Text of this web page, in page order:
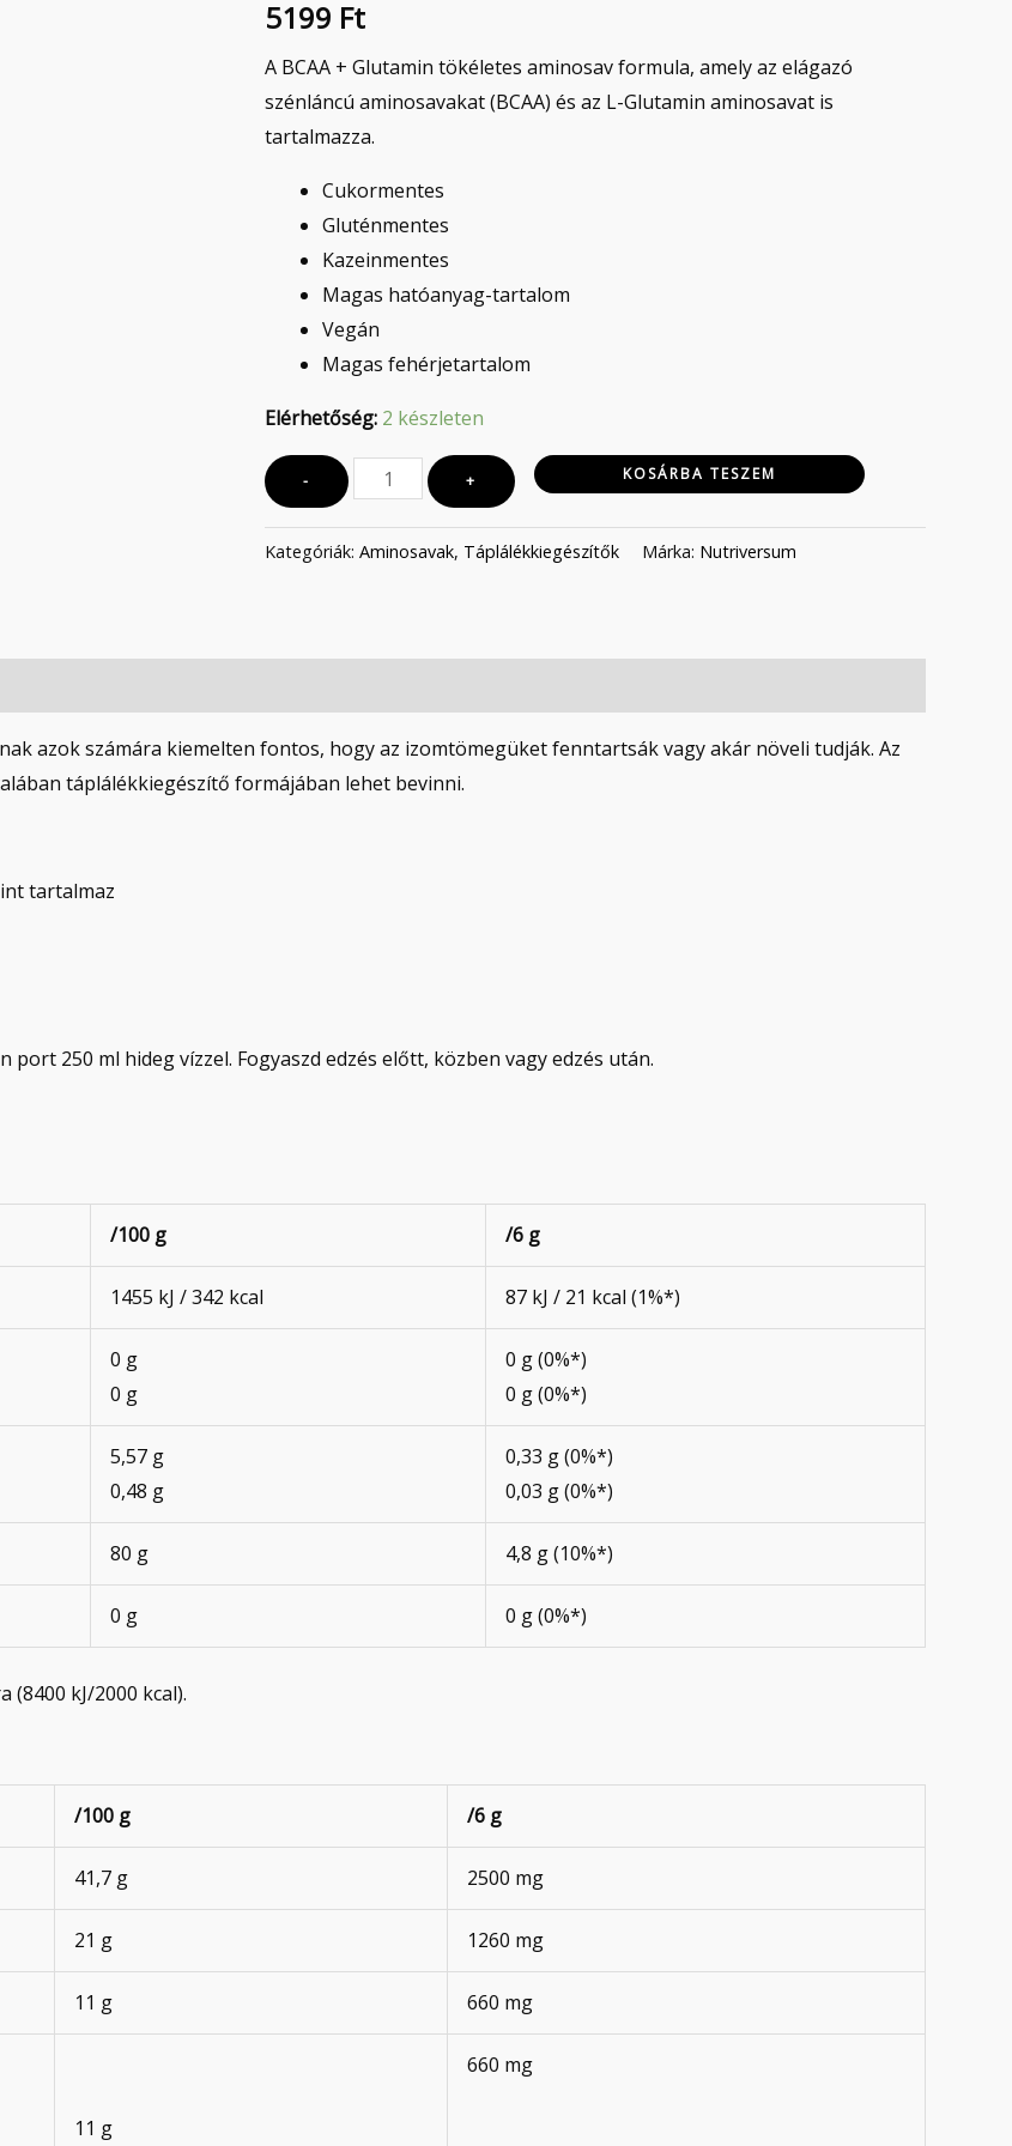
5199 Ft
A BCAA + Glutamin tökéletes aminosav formula, amely az elágazó
szénláncú aminosavakat (BCAA) és az L-Glutamin aminosavat is
tartalmazza.
Cukormentes
Gluténmentes
Kazeinmentes
Magas hatóanyag-tartalom
Vegán
Magas fehérjetartalom
Elérhetőség: 2 készleten
-
360g
+ KOSÁRBA TESZEM
Kategóriák: Aminosavak, Táplálékkiegészítők Márka: Nutriversum
azok számára kiemelten fontos, hogy az izomtömegüket fenntartsák vagy akár növeli tudják. Az
táplálékkiegészítő formájában lehet bevinni.
tartalmaz
port 250 ml hideg vízzel. Fogyaszd edzés előtt, közben vagy edzés után.
/100 g /6 g
1455 kJ / 342 kcal 87 kJ / 21 kcal (1%*)
0 g
0 g
0 g (0%*)
0 g (0%*)
5,57 g
0,48 g
0,33 g (0%*)
0,03 g (0%*)
80 g 4,8 g (10%*)
0 g 0 g (0%*)
kJ/2000 kcal).
/100 g /6 g
41,7 g 2500 mg
21 g 1260 mg
11 g 660 mg
11 g
660 mg